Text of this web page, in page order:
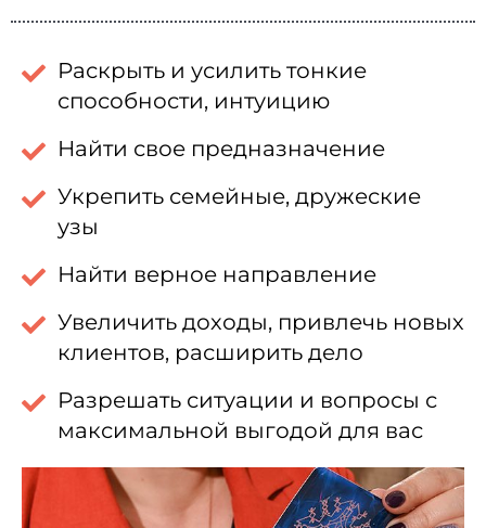
Раскрыть и усилить тонкие
способности, интуицию
Найти свое предназначение
Укрепить семейные, дружеские
узы
Найти верное направление
Увеличить доходы, привлечь новых
клиентов, расширить дело
Разрешать ситуации и вопросы с
максимальной выгодой для вас